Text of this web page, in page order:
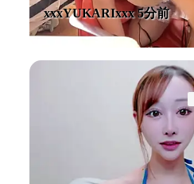
xxxYUKARIxxx 5分前